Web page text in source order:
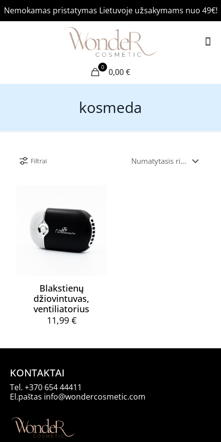
Nemokamas pristatymas Lietuvoje užsakymams nuo 49€!
0 0,00 €
kosmeda
Filtrai
Blakstienų
džiovintuvas,
ventiliatorius
11,99 €
KONTAKTAI
Tel. +370 654 44411
El.paštas info@wondercosmetic.com